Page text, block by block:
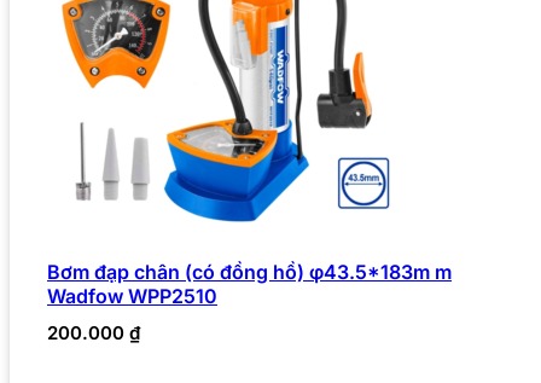
Bơm đạp chân (có đồng hồ) φ43.5*183m m
Wadfow WPP2510
200.000 ₫